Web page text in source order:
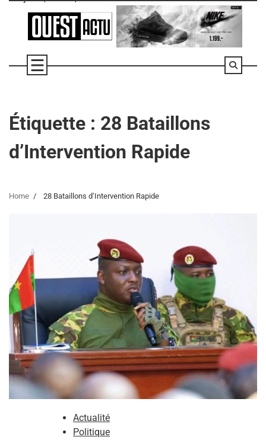
Étiquette : 28 Bataillons
d’Intervention Rapide
Home 28 Bataillons d’Intervention Rapide
Actualité
Politique